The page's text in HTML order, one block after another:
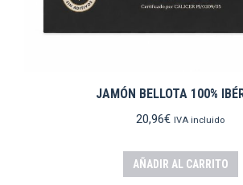
JAMÓN BELLOTA 100%
20,96€ IVA incluido
AÑADIR AL CARRITO